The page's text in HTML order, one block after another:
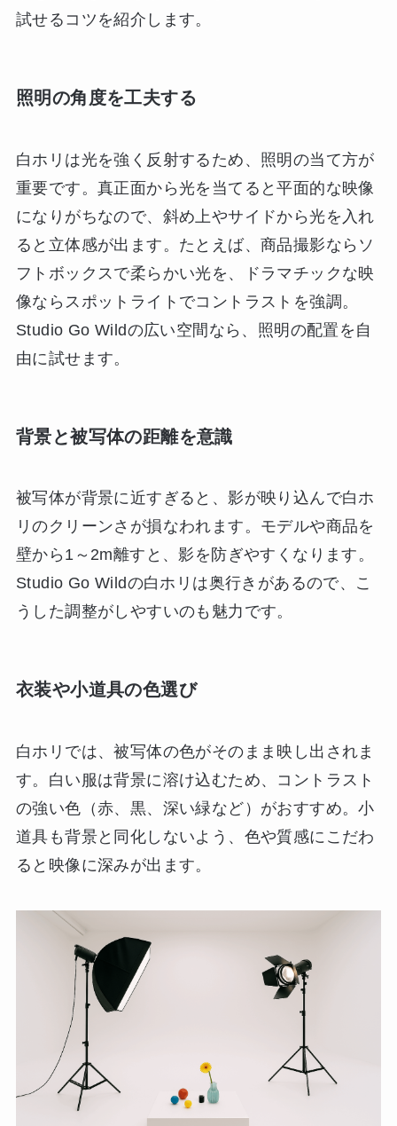
試せるコツを紹介します。
照明の角度を工夫する
白ホリは光を強く反射するため、照明の当て方が
重要です。真正面から光を当てると平面的な映像
になりがちなので、斜め上やサイドから光を入れ
ると立体感が出ます。たとえば、商品撮影ならソ
フトボックスで柔らかい光を、ドラマチックな映
像ならスポットライトでコントラストを強調。
Studio Go Wildの広い空間なら、照明の配置を自
由に試せます。
背景と被写体の距離を意識
被写体が背景に近すぎると、影が映り込んで白ホ
リのクリーンさが損なわれます。モデルや商品を
壁から1～2m離すと、影を防ぎやすくなります。
Studio Go Wildの白ホリは奥行きがあるので、こ
うした調整がしやすいのも魅力です。
衣装や小道具の色選び
白ホリでは、被写体の色がそのまま映し出されま
す。白い服は背景に溶け込むため、コントラスト
の強い色（赤、黒、深い緑など）がおすすめ。小
道具も背景と同化しないよう、色や質感にこだわ
ると映像に深みが出ます。